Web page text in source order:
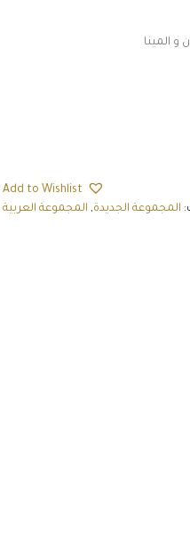
Add to Wishlist
المجموعة الجديدة, المجموعة العربية